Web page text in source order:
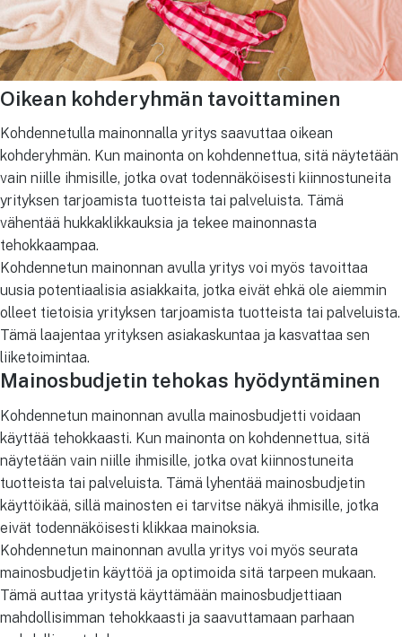
Oikean kohderyhmän tavoittaminen
Kohdennetulla mainonnalla yritys saavuttaa oikean
kohderyhmän. Kun mainonta on kohdennettua, sitä näytetään
vain niille ihmisille, jotka ovat todennäköisesti kiinnostuneita
yrityksen tarjoamista tuotteista tai palveluista. Tämä
vähentää hukkaklikkauksia ja tekee mainonnasta
tehokkaampaa.
Kohdennetun mainonnan avulla yritys voi myös tavoittaa
uusia potentiaalisia asiakkaita, jotka eivät ehkä ole aiemmin
olleet tietoisia yrityksen tarjoamista tuotteista tai palveluista.
Tämä laajentaa yrityksen asiakaskuntaa ja kasvattaa sen
liiketoimintaa.
Mainosbudjetin tehokas hyödyntäminen
Kohdennetun mainonnan avulla mainosbudjetti voidaan
käyttää tehokkaasti. Kun mainonta on kohdennettua, sitä
näytetään vain niille ihmisille, jotka ovat kiinnostuneita
tuotteista tai palveluista. Tämä lyhentää mainosbudjetin
käyttöikää, sillä mainosten ei tarvitse näkyä ihmisille, jotka
eivät todennäköisesti klikkaa mainoksia.
Kohdennetun mainonnan avulla yritys voi myös seurata
mainosbudjetin käyttöä ja optimoida sitä tarpeen mukaan.
Tämä auttaa yritystä käyttämään mainosbudjettiaan
mahdollisimman tehokkaasti ja saavuttamaan parhaan